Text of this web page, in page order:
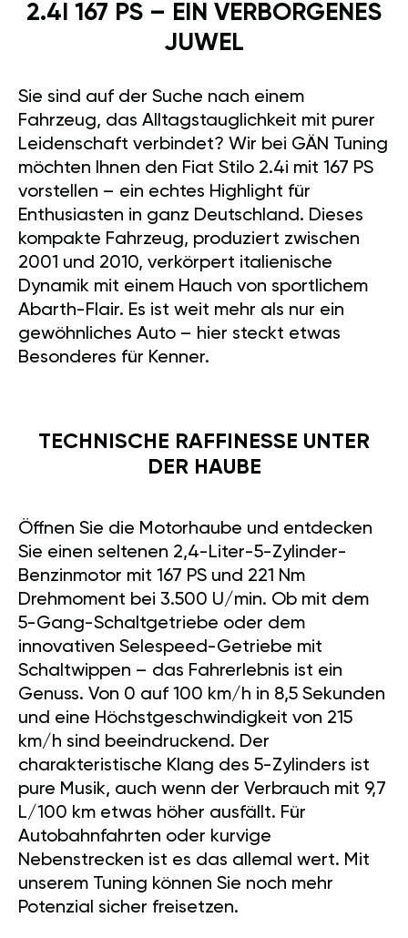
2.4I 167 PS – EIN VERBORGENES
JUWEL
Sie sind auf der Suche nach einem
Fahrzeug, das Alltagstauglichkeit mit purer
Leidenschaft verbindet? Wir bei GÄN Tuning
möchten Ihnen den Fiat Stilo 2.4i mit 167 PS
vorstellen – ein echtes Highlight für
Enthusiasten in ganz Deutschland. Dieses
kompakte Fahrzeug, produziert zwischen
2001 und 2010, verkörpert italienische
Dynamik mit einem Hauch von sportlichem
Abarth-Flair. Es ist weit mehr als nur ein
gewöhnliches Auto – hier steckt etwas
Besonderes für Kenner.
TECHNISCHE RAFFINESSE UNTER
DER HAUBE
Öffnen Sie die Motorhaube und entdecken
Sie einen seltenen 2,4-Liter-5-Zylinder-
Benzinmotor mit 167 PS und 221 Nm
Drehmoment bei 3.500 U/min. Ob mit dem
5-Gang-Schaltgetriebe oder dem
innovativen Selespeed-Getriebe mit
Schaltwippen – das Fahrerlebnis ist ein
Genuss. Von 0 auf 100 km/h in 8,5 Sekunden
und eine Höchstgeschwindigkeit von 215
km/h sind beeindruckend. Der
charakteristische Klang des 5-Zylinders ist
pure Musik, auch wenn der Verbrauch mit 9,7
L/100 km etwas höher ausfällt. Für
Autobahnfahrten oder kurvige
Nebenstrecken ist es das allemal wert. Mit
unserem Tuning können Sie noch mehr
Potenzial sicher freisetzen.